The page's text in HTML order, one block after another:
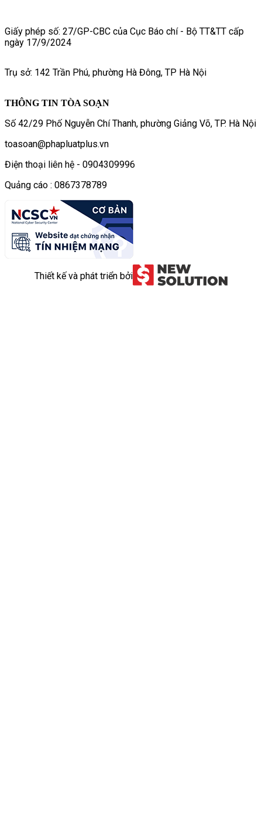
Giấy phép số: 27/GP-CBC của Cục Báo chí - Bộ TT&TT cấp
ngày 17/9/2024
Trụ sở: 142 Trần Phú, phường Hà Đông, TP Hà Nội
THÔNG TIN TÒA SOẠN
Số 42/29 Phố Nguyễn Chí Thanh, phường Giảng Võ, TP. Hà Nội
toasoan@phapluatplus.vn
Điện thoại liên hệ - 0904309996
Quảng cáo : 0867378789
Thiết kế và phát triển bởi